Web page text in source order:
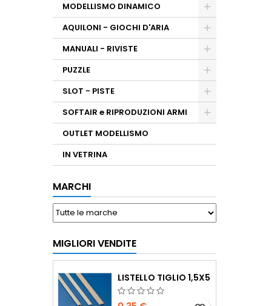
MODELLISMO DINAMICO
AQUILONI - GIOCHI D'ARIA
MANUALI - RIVISTE
PUZZLE
SLOT - PISTE
SOFTAIR e RIPRODUZIONI ARMI
OUTLET MODELLISMO
IN VETRINA
MARCHI
MIGLIORI VENDITE
LISTELLO TIGLIO 1,5X5